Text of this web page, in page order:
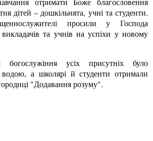
дітей – дошкільнята, учні та студенти.
просили у Господа
та учнів на успіхи у новому
богослужіння усіх присутніх було
а школярі й студенти отримали
"Додавання розуму".